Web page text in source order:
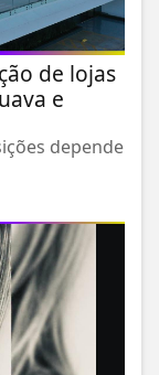
de lojas
e
depende